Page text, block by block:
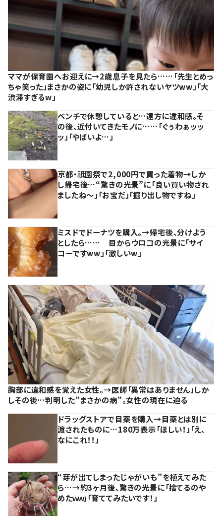
ママが保育園へお迎えに→2歳息子を見たら……「先生とめっ
ちゃ笑った」まさかの姿に「幼児しか許されないヤツww」「大
渋滞すぎるw」
ベンチで休憩していると…遠方に違和感。そ
の後、近付いてきたモノに……「ぐぅわぁッッ
ッ」「やばいよ…」
京都・祇園祭で2,000円で買った着物→しか
し帰宅後…“驚きの光景”に「良い買い物され
ましたね～」「お宝だ」「掘り出し物ですね」
ミスドでドーナツを購入。→帰宅後、分けよう
としたら…… 目からウロコの光景に「サイ
コーですww」「激しいw」
胸部に違和感を覚えた女性。→医師「異常はありません」しか
しその後…判明した”まさかの病”。女性の現在に迫る
ドラッグストアで目薬を購入→目薬とは別に
渡されたものに…180万表示「ほしい！」「え、
なにこれ！！」
“芽が出てしまったじゃがいも”を植えてみた
ら…→約3ヶ月後、驚きの光景に「捨てるのや
めたｗｗ」「育ててみたいです！」